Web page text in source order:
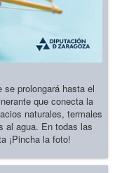
prolongará hasta el
que conecta la
naturales, termales
al agua. En todas las
¡Pincha la foto!